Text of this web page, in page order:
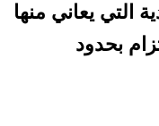
التي يعاني منها
بحدود